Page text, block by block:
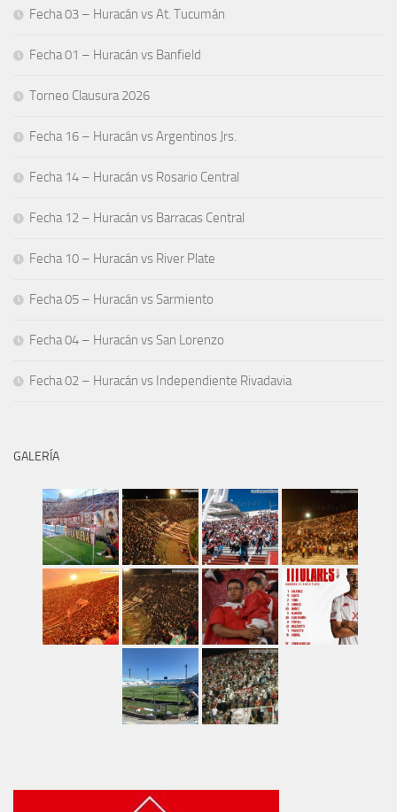
Fecha 03 – Huracán vs At. Tucumán
Fecha 01 – Huracán vs Banfield
Torneo Clausura 2026
Fecha 16 – Huracán vs Argentinos Jrs.
Fecha 14 – Huracán vs Rosario Central
Fecha 12 – Huracán vs Barracas Central
Fecha 10 – Huracán vs River Plate
Fecha 05 – Huracán vs Sarmiento
Fecha 04 – Huracán vs San Lorenzo
Fecha 02 – Huracán vs Independiente Rivadavia
GALERÍA